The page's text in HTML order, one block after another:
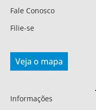
Fale Conosco
Filie-se
Veja o mapa
Informações